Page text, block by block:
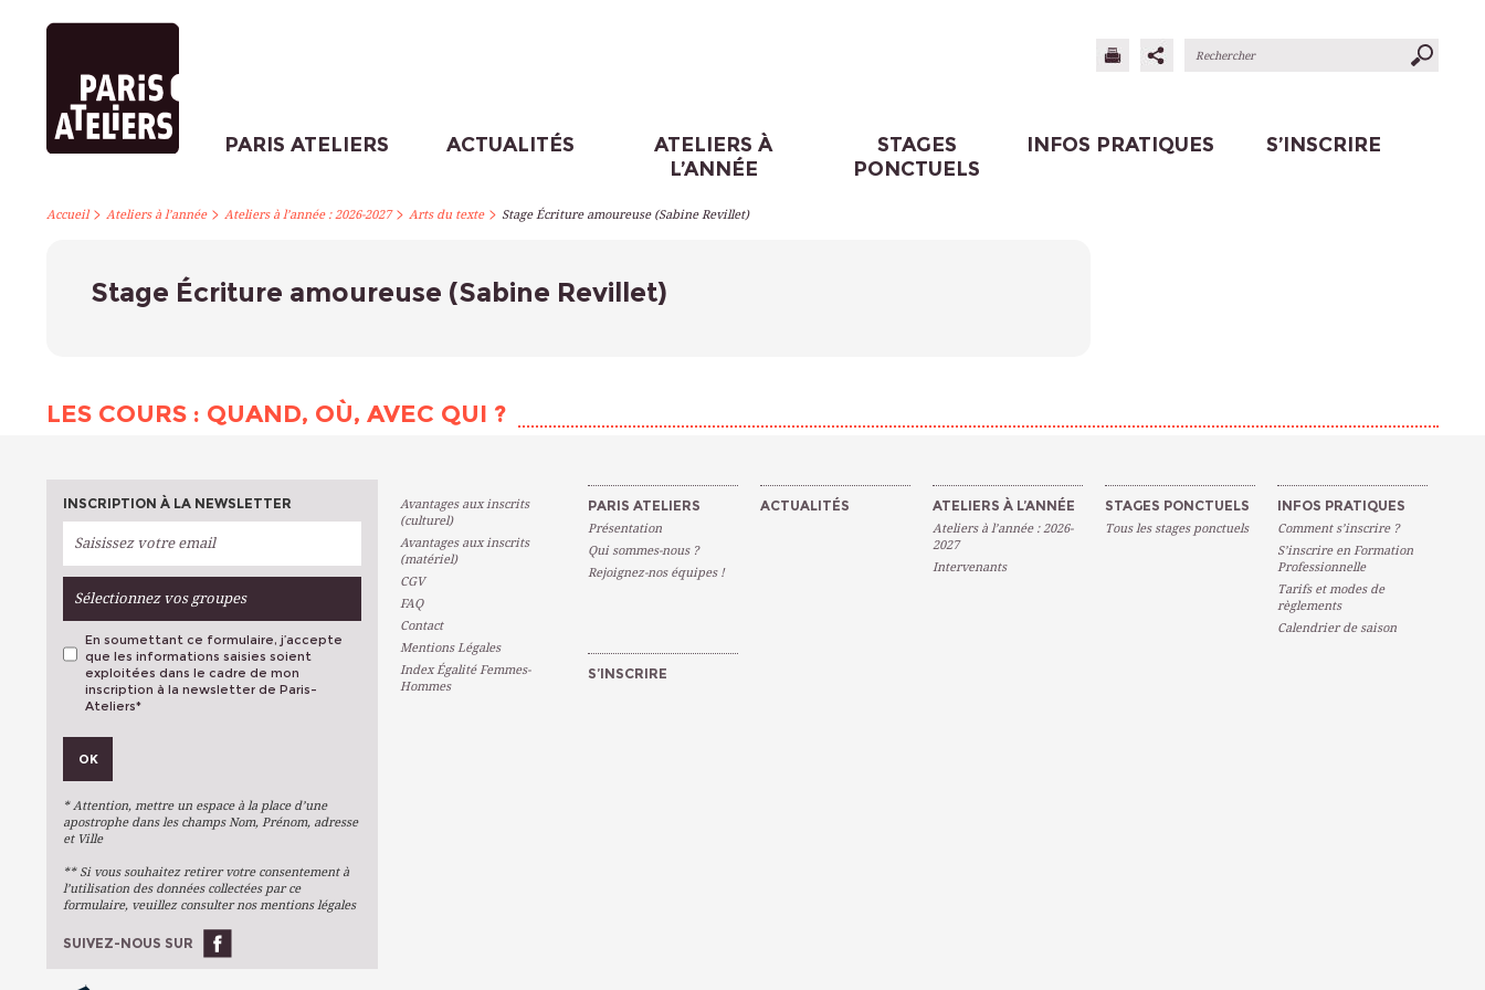
PARIS ATELIERS ACTUALITÉS
ATELIERS À
L’ANNÉE
STAGES
PONCTUELS
INFOS PRATIQUES S’INSCRIRE
Accueil> Ateliers à l’année> Ateliers à l’année : 2026-2027> Arts du texte> Stage Écriture amoureuse (Sabine Revillet)
Stage Écriture amoureuse (Sabine Revillet)
LES COURS : QUAND, OÙ, AVEC QUI ?
INSCRIPTION À LA NEWSLETTER
Sélectionnez vos groupes
Métiers D'art
Arts Du Texte
Stages Ponctuels
Ateliers À L'année
OK
En soumettant ce formulaire, j’accepte
que les informations saisies soient
exploitées dans le cadre de mon
inscription à la newsletter de Paris-
Ateliers*
OK
* Attention, mettre un espace à la place d’une
apostrophe dans les champs Nom, Prénom, adresse
et Ville
** Si vous souhaitez retirer votre consentement à
l’utilisation des données collectées par ce
formulaire, veuillez consulter nos mentions légales
SUIVEZ-NOUS SUR
Avantages aux inscrits
(culturel)
Avantages aux inscrits
(matériel)
CGV
FAQ
Contact
Mentions Légales
Index Égalité Femmes-
Hommes
PARIS ATELIERS
Présentation
Qui sommes-nous ?
Rejoignez-nos équipes !
ACTUALITÉS ATELIERS À L’ANNÉE
Ateliers à l’année : 2026-
2027
Intervenants
STAGES PONCTUELS
Tous les stages ponctuels
INFOS PRATIQUES
Comment s’inscrire ?
S’inscrire en Formation
Professionnelle
Tarifs et modes de
règlements
Calendrier de saison
S’INSCRIRE